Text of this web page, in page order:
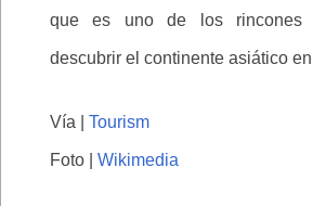
que es uno de los rincones
descubrir el continente asiático
Vía | Tourism
Foto | Wikimedia